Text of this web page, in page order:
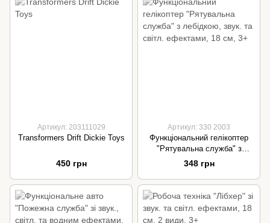
Артикул: 203111029
Transformers Drift Dickie Toys
450 грн
Артикул: 330 2003
Функціональний гелікоптер
ʺРятувальна службаʺ з
лебідкою, звук. та світл.
ефектами, 18 см, 3+
348 грн